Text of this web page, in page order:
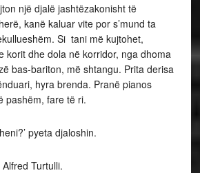
një djalë jashtëzakonisht të
kanë kaluar vite por s’mund ta
Si tani më kujtohet,
korit dhe dola në korridor, nga dhoma
bas-bariton, më shtangu. Prita derisa
hyra brenda. Pranë pianos
pashëm, fare të ri.
pyeta djaloshin.
Alfred Turtulli.